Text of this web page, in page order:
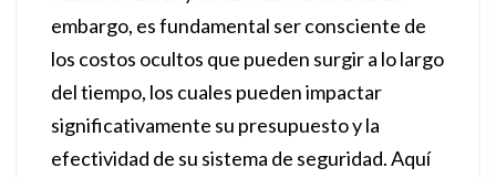
embargo, es fundamental ser consciente de
los costos ocultos que pueden surgir a lo largo
del tiempo, los cuales pueden impactar
significativamente su presupuesto y la
efectividad de su sistema de seguridad. Aquí